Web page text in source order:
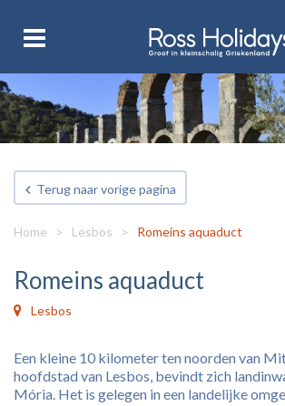
Terug naar vorige pagina
Home > Lesbos > Romeins aquaduct
Romeins aquaduct
Lesbos
Een kleine 10 kilometer ten noorden van
hoofdstad van Lesbos, bevindt zich
Mória. Het is gelegen in een landelijke